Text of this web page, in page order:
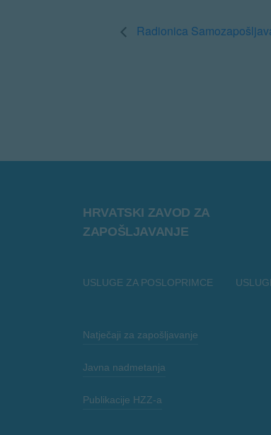
Radionica
HRVATSKI ZAVOD ZA
ZAPOŠLJAVANJE
USLUGE ZA POSLOPRIMCE
Natječaji za zapošljavanje
Javna nadmetanja
Publikacije HZZ-a